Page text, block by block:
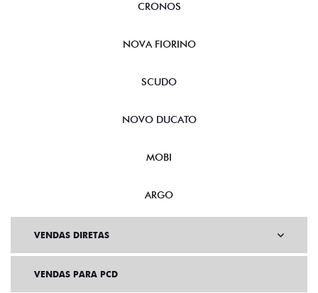
CRONOS
NOVA FIORINO
SCUDO
NOVO DUCATO
MOBI
ARGO
VENDAS DIRETAS
VENDAS PARA PCD